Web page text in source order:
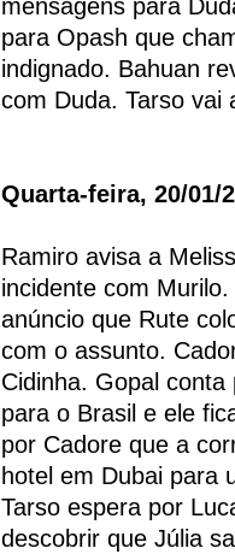
para Opash que
indignado. Bahuan
com Duda. Tarso vai
Quarta-feira, 20/01/
Ramiro avisa a
incidente com
anúncio que Rute
com o assunto.
Cidinha. Gopal
para o Brasil e ele
por Cadore que a
hotel em Dubai para
Tarso espera por
descobrir que Júlia